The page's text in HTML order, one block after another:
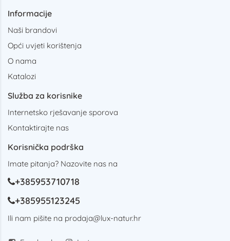
Informacije
Naši brandovi
Opći uvjeti korištenja
O nama
Katalozi
Služba za korisnike
Internetsko rješavanje sporova
Kontaktirajte nas
Korisnička podrška
Imate pitanja? Nazovite nas na
+385953710718
+385955123245
Ili nam pišite na prodaja@lux-natur.hr